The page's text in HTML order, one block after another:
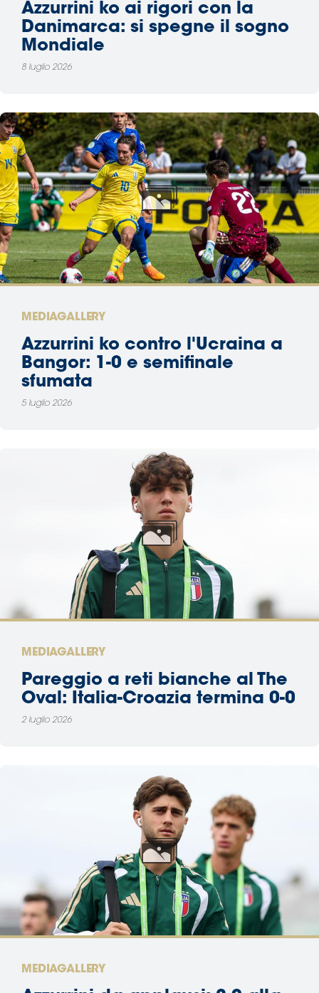
Azzurrini ko ai rigori con la
Danimarca: si spegne il sogno
Mondiale
8 luglio 2026
MEDIAGALLERY
Azzurrini ko contro l'Ucraina a
Bangor: 1-0 e semifinale
sfumata
5 luglio 2026
MEDIAGALLERY
Pareggio a reti bianche al The
Oval: Italia-Croazia termina 0-0
2 luglio 2026
MEDIAGALLERY